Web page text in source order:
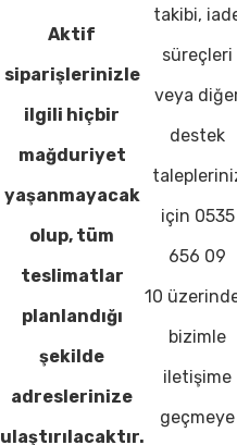
Aktif
siparişlerinizle
ilgili hiçbir
mağduriyet
yaşanmayacak
olup, tüm
teslimatlar
planlandığı
şekilde
adreslerinize
ulaştırılacaktır.
takibi,
süreçleri
veya
destek
için 0535
656 09
10
bizimle
iletişime
geçmeye